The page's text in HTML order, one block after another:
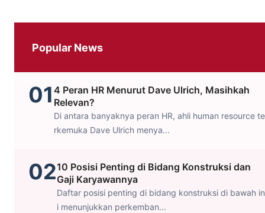
Popular News
01 4 Peran HR Menurut Dave Ulrich, Masihkah
Relevan?
Di antara banyaknya peran HR, ahli human resource te
rkemuka Dave Ulrich menya...
0210 Posisi Penting di Bidang Konstruksi dan
Gaji Karyawannya
Daftar posisi penting di bidang konstruksi di bawah in
i menunjukkan perkemban...